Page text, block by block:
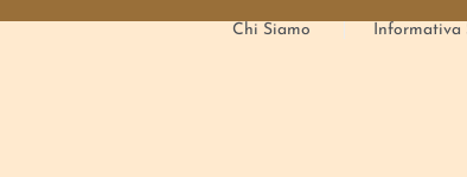
Chi Siamo Informativa